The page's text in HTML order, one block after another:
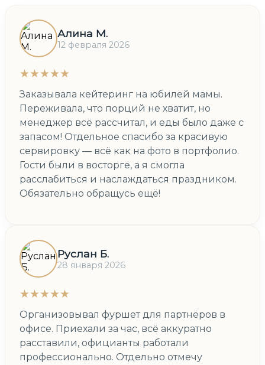
Алина М.
12 февраля 2026
★★★★★
Заказывала кейтеринг на юбилей мамы.
Переживала, что порций не хватит, но
менеджер всё рассчитал, и еды было даже с
запасом! Отдельное спасибо за красивую
сервировку — всё как на фото в портфолио.
Гости были в восторге, а я смогла
расслабиться и наслаждаться праздником.
Обязательно обращусь ещё!
Руслан Б.
28 января 2026
★★★★★
Организовывал фуршет для партнёров в
офисе. Приехали за час, всё аккуратно
расставили, официанты работали
профессионально. Отдельно отмечу